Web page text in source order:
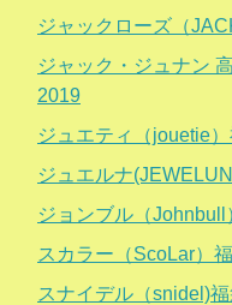
ジャックローズ（
ジャック・ジュナン
2019
ジュエティ（jouetie
ジュエルナ
ジョンブル（Johnbull
スカラー（ScoLar）
スナイデル（snidel)福